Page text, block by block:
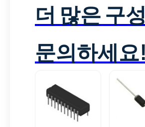
더 많은 구
문의하세요!